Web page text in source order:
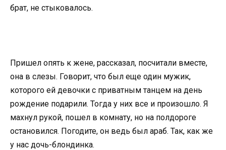
брат, не стыковалось.
Пришел опять к жене, рассказал, посчитали вместе,
она в слезы. Говорит, что был еще один мужик,
которого ей девочки с приватным танцем на день
рождение подарили. Тогда у них все и произошло. Я
махнул рукой, пошел в комнату, но на полдороге
остановился. Погодите, он ведь был араб. Так, как же
у нас дочь-блондинка.